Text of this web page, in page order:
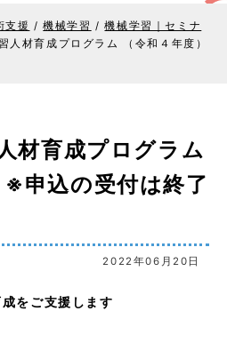
支援 /機械学習 /機械学習｜セミナ
人材育成プログラム （令和４年度）
材育成プログラム
※申込の受付は終了
2022年06月20日
をご支援します